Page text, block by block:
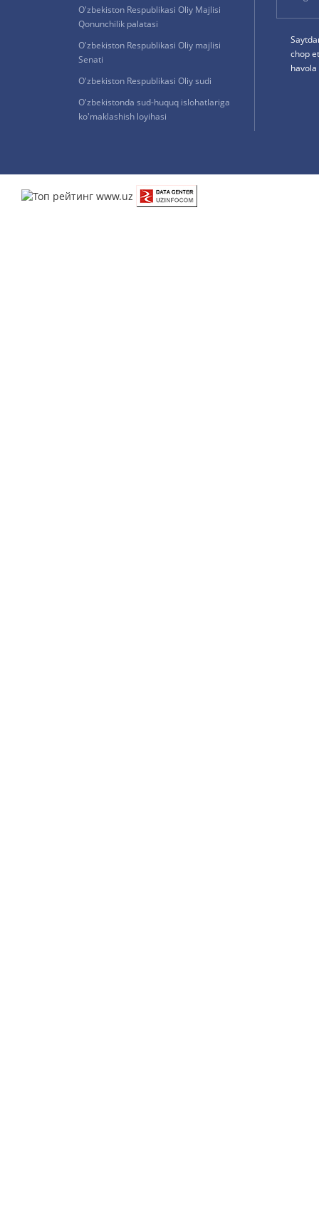
O'zbekiston Respublikasi Oliy Majlisi
Qonunchilik palatasi
O'zbekiston Respublikasi Oliy majlisi
Senati
O'zbekiston Respublikasi Oliy sudi
O'zbekistonda sud-huquq islohatlariga
ko'maklashish loyihasi
chop